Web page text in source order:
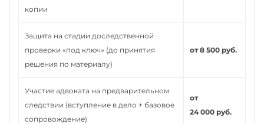
копии
Защита на стадии доследственной
проверки «под ключ» (до принятия
решения по материалу)
от 8 500 руб.
Участие адвоката на предварительном
следствии (вступление в дело + базовое
сопровождение)
от
24 000 руб.